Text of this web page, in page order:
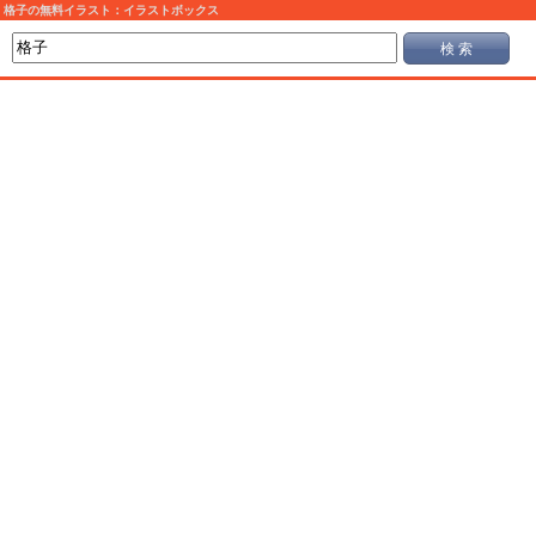
格子の無料イラスト：イラストボックス
検 索